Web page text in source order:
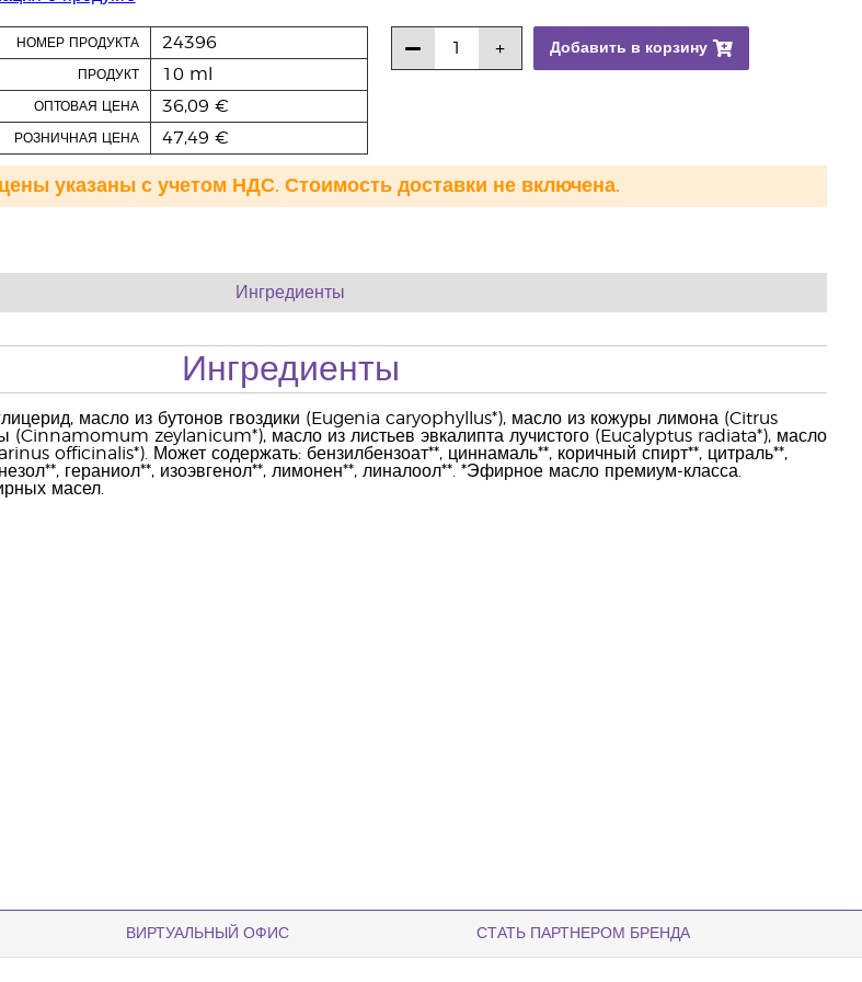
НОМЕР ПРОДУКТА 24396
ПРОДУКТ 10 ml
ОПТОВАЯ ЦЕНА 36,09 €
РОЗНИЧНАЯ ЦЕНА 47,49 €
Добавить в корзину
указаны с учетом НДС. Стоимость доставки не включена.
Ингредиенты
Ингредиенты
масло из бутонов гвоздики (Eugenia caryophyllus*), масло из кожуры лимона (Citrus
(Cinnamomum zeylanicum*), масло из листьев эвкалипта лучистого (Eucalyptus radiata*), масло
officinalis*). Может содержать: бензилбензоат**, циннамаль**, коричный спирт**, цитраль**,
гераниол**, изоэвгенол**, лимонен**, линалоол**. *Эфирное масло премиум-класса.
масел.
ВИРТУАЛЬНЫЙ ОФИС СТАТЬ ПАРТНЕРОМ БРЕНДА